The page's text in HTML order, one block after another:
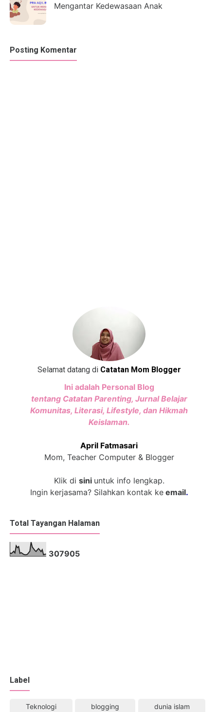
Mengantar Kedewasaan Anak
Posting Komentar
Selamat datang di Catatan Mom Blogger
Ini adalah Personal Blog
tentang Catatan Parenting, Jurnal Belajar
Komunitas, Literasi, Lifestyle, dan Hikmah
Keislaman.
April Fatmasari
Mom, Teacher Computer & Blogger
Klik di sini untuk info lengkap.
Ingin kerjasama? Silahkan kontak keemail.
Total Tayangan Halaman
307905
Label
Teknologi blogging dunia islam